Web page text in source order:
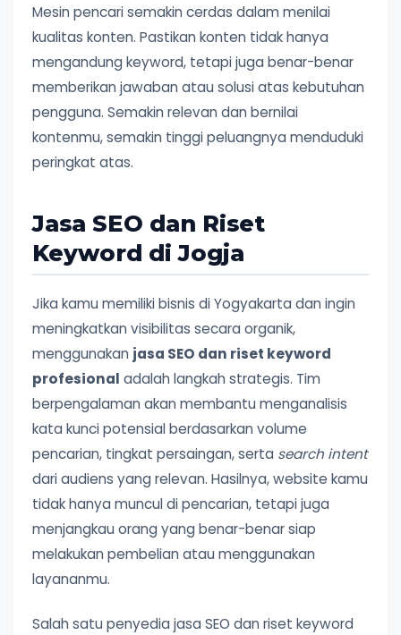
Mesin pencari semakin cerdas dalam menilai
kualitas konten. Pastikan konten tidak hanya
mengandung keyword, tetapi juga benar-benar
memberikan jawaban atau solusi atas kebutuhan
pengguna. Semakin relevan dan bernilai
kontenmu, semakin tinggi peluangnya menduduki
peringkat atas.
Jasa SEO dan Riset
Keyword di Jogja
Jika kamu memiliki bisnis di Yogyakarta dan ingin
meningkatkan visibilitas secara organik,
menggunakan jasa SEO dan riset keyword
profesional adalah langkah strategis. Tim
berpengalaman akan membantu menganalisis
kata kunci potensial berdasarkan volume
pencarian, tingkat persaingan, serta search intent
dari audiens yang relevan. Hasilnya, website kamu
tidak hanya muncul di pencarian, tetapi juga
menjangkau orang yang benar-benar siap
melakukan pembelian atau menggunakan
layananmu.
Salah satu penyedia jasa SEO dan riset keyword